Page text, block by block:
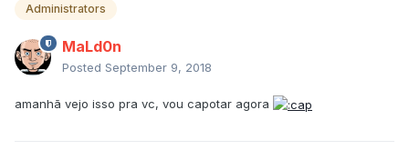
Administrators
MaLd0n
Posted September 9, 2018
amanhã vejo isso pra vc, vou capotar agora